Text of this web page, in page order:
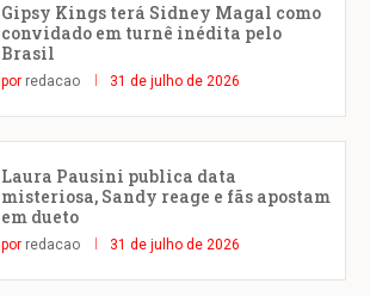
Gipsy Kings terá Sidney Magal como
convidado em turnê inédita pelo
Brasil
por redacao 31 de julho de 2026
Laura Pausini publica data
misteriosa, Sandy reage e fãs apostam
em dueto
por redacao 31 de julho de 2026